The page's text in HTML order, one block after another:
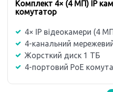
Комплект 4× (4 MП) IP
комутатор
4× IP відеокамери (4
4-канальний
Жорсткий диск 1 ТБ
4-портовий PoE